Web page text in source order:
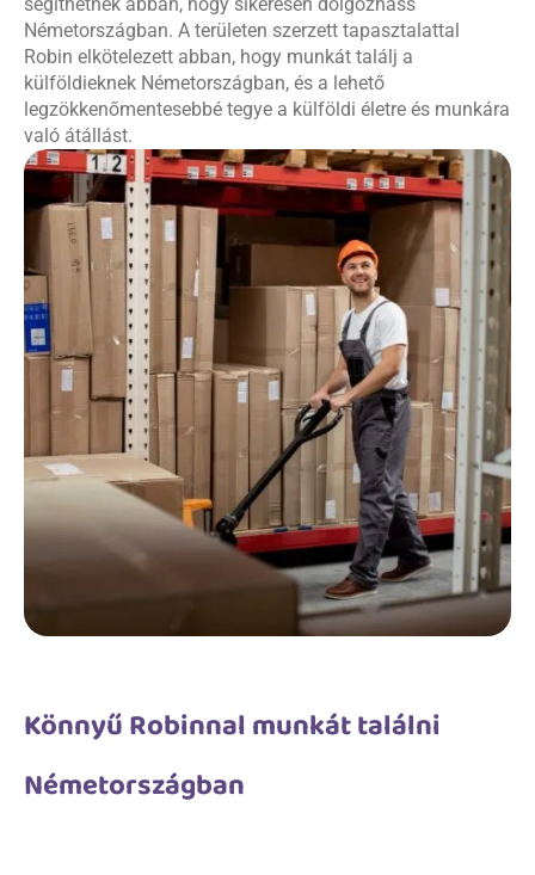
Németországban. A területen szerzett tapasztalattal
Robin elkötelezett abban, hogy munkát találj a
külföldieknek Németországban, és a lehető
legzökkenőmentesebbé tegye a külföldi életre és munkára
való átállást.
Könnyű Robinnal munkát találni
Németországban